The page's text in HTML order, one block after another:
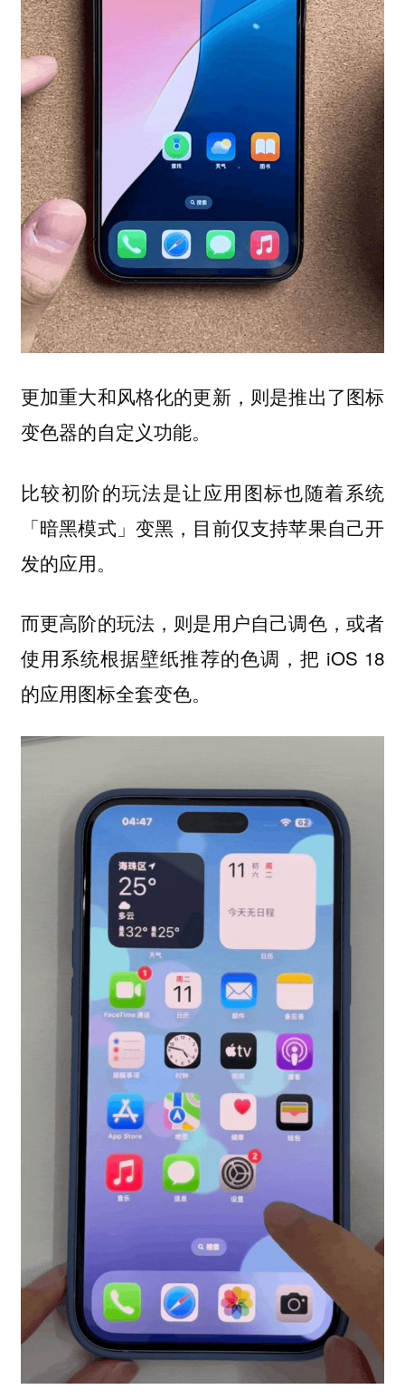
更加重大和风格化的更新，则是推出了图标
变色器的自定义功能。
比较初阶的玩法是让应用图标也随着系统
「暗黑模式」变黑，目前仅支持苹果自己开
发的应用。
而更高阶的玩法，则是用户自己调色，或者
使用系统根据壁纸推荐的色调，把 iOS 18
的应用图标全套变色。